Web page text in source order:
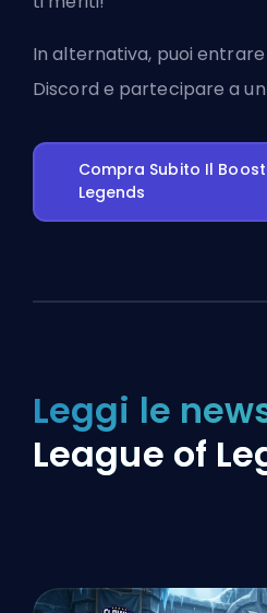
In alternativa, puoientrare
Discord e partecipare a
Compra Subito Il
Legends
Leggi le
League of